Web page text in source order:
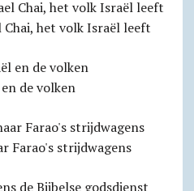
het volk Israël leeft
de volken
Farao's strijdwagens